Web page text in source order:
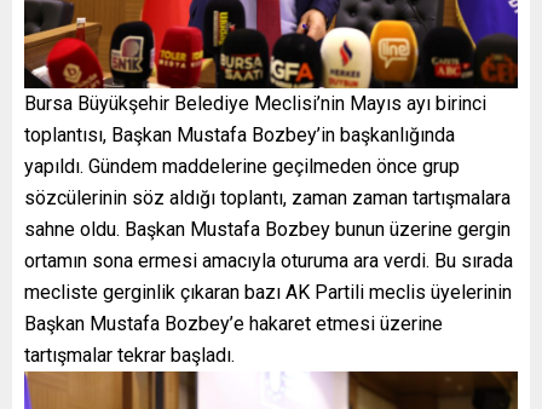
Bursa Büyükşehir Belediye Meclisi’nin Mayıs ayı birinci
toplantısı, Başkan Mustafa Bozbey’in başkanlığında
yapıldı. Gündem maddelerine geçilmeden önce grup
sözcülerinin söz aldığı toplantı, zaman zaman tartışmalara
sahne oldu. Başkan Mustafa Bozbey bunun üzerine gergin
ortamın sona ermesi amacıyla oturuma ara verdi. Bu sırada
mecliste gerginlik çıkaran bazı AK Partili meclis üyelerinin
Başkan Mustafa Bozbey’e hakaret etmesi üzerine
tartışmalar tekrar başladı.